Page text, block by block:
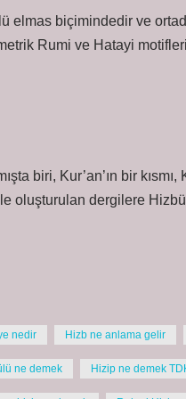
elmas biçimindedir ve
Rumi ve Hatayi
biri, Kur’an’ın bir
oluşturulan dergilere
nedir Hizb ne anlama gelir
ne demek Hizip ne demek